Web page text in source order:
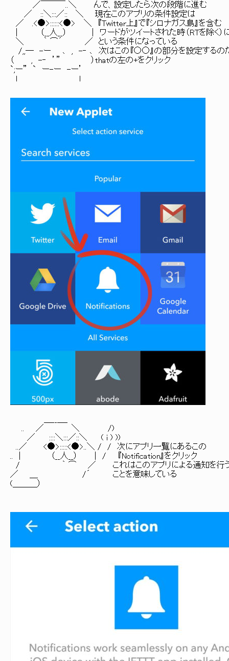
／￣￣￣..＼ んで、設定したら次の段階に進む
／ ::＼:::／:: ＼ 現在このアプリの条件設定は
／ .<●>::::::<●> ＼ 『Twitter上』で『シロナガス島』を含む
| （__人__） | ワードがツイートされた時（RTを除く
＼ ｀ ⌒´ ／ という条件になっている
/,,― -ー ､ , -‐ ､ 次はこの『○○』の部分を設定するの
（ , -‐ ’” ）thatの左の+をクリック
`;ー” ` ー-ー -ー’
.. ／ ＼ /)
／ ::::＼:::／::＼ ( i ) ))
..／ <●>:::::<●>..＼ / / 次にアプリ一覧にあるこの
.. | （__人__） | / 『Notification』をクリック
/ ｀ ⌒ ／ これはこのアプリによる通知を行
／ ＿ /´ ことを意味している
(＿＿＿）